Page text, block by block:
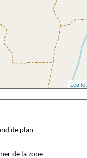
Leaflet
de plan
de la zone